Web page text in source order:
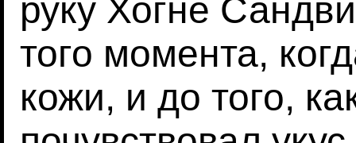
руку Хогне
того момента,
кожи, и до того,